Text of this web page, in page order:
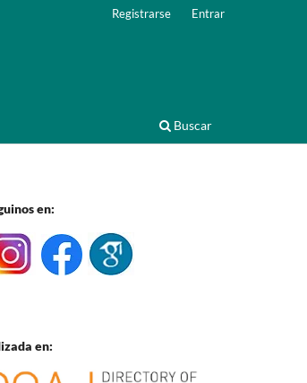
Buscar
Registrarse Entrar
en:
en: